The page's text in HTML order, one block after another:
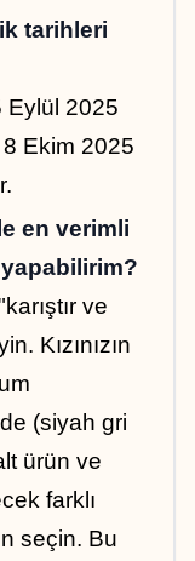
tarihleri
Eylül 2025
8 Ekim 2025
en verimli
ve
Kızınızın
(siyah gri
ürün ve
farklı
seçin. Bu